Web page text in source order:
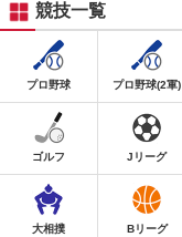
競技一覧
プロ野球 プロ野球(2軍)
ゴルフ Jリーグ
大相撲 Bリーグ